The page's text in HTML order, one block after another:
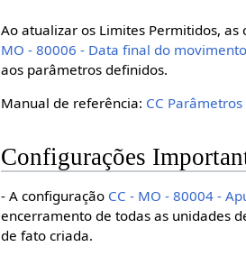
Ao atualizar os Limites Permitidos, as
MO - 80006 - Data final do
aos parâmetros definidos.
Manual de referência: CC
Configurações
- A configuração CC - MO - 80004 -
encerramento de todas as unidades
de fato criada.